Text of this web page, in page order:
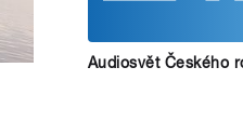
Audiosvět Českého